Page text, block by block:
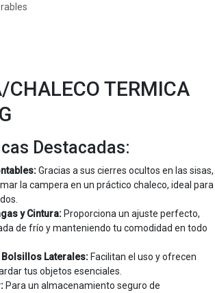
CHALECO TERMICA
Destacadas:
Gracias a sus cierres ocultos en las sisas,
la campera en un práctico chaleco, ideal para
y Cintura:Proporciona un ajuste perfecto,
de frío y manteniendo tu comodidad en todo
Bolsillos Laterales:Facilitan el uso y ofrecen
tus objetos esenciales.
Para un almacenamiento seguro de